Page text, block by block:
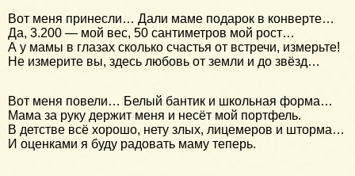
Вот меня принесли… Дали маме подарок в конверте…
Да, 3.200 — мой вес, 50 сантиметров мой рост…
А у мамы в глазах сколько счастья от встречи, измерьте!
Не измерите вы, здесь любовь от земли и до звёзд…
Вот меня повели… Белый бантик и школьная форма…
Мама за руку держит меня и несёт мой портфель.
В детстве всё хорошо, нету злых, лицемеров и шторма…
И оценками я буду радовать маму теперь.